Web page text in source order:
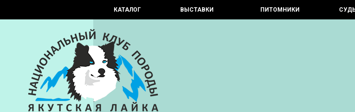
КАТАЛОГ ВЫСТАВКИ ПИТОМНИКИ